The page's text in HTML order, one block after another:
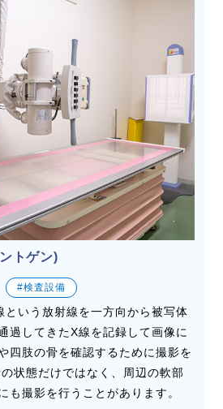
トゲン)
#検査設備
という放射線を一方向から被写体
過してきたX線を記録して画像に
四肢の骨を確認するために撮影を
状態だけではなく、周辺の軟部
も撮影を行うことがあります。